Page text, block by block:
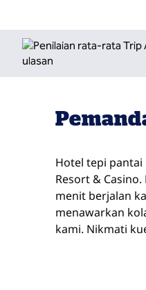
Hotel tepi pantai
Resort &
menit berjalan
menawarkan
kami. Nikmati